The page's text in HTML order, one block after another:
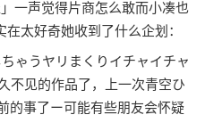
一声觉得片商怎么敢而小凑也
太好奇她收到了什么企划：
ゃうヤリまくりイチャイチャ
不见的作品了，上一次青空ひ
的事了ー可能有些朋友会怀疑